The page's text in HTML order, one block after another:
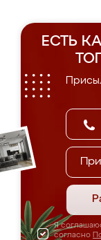
ЕСТЬ
Я
согласно